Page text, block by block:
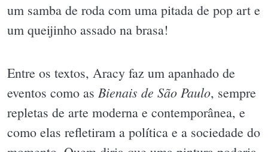
um samba de roda com uma pitada de pop art e
um queijinho assado na brasa!
Entre os textos, Aracy faz um apanhado de
eventos como as Bienais de São Paulo, sempre
repletas de arte moderna e contemporânea, e
como elas refletiram a política e a sociedade do